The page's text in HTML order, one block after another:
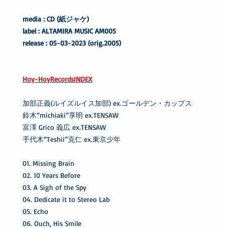
media : CD (紙ジャケ)
label : ALTAMIRA MUSIC AM005
release : 05-03-2023 (orig.2005)
Hoy-HoyRecordsINDEX
加部正義(ルイズルイス加部) ex.ゴールデン・カップス
鈴木”michiaki”享明 ex.TENSAW
富澤 Grico 義広 ex.TENSAW
手代木”Teshii”克仁 ex.東京少年
01. Missing Brain
02. 10 Years Before
03. A Sigh of the Spy
04. Dedicate it to Stereo Lab
05. Echo
06. Ouch, His Smile